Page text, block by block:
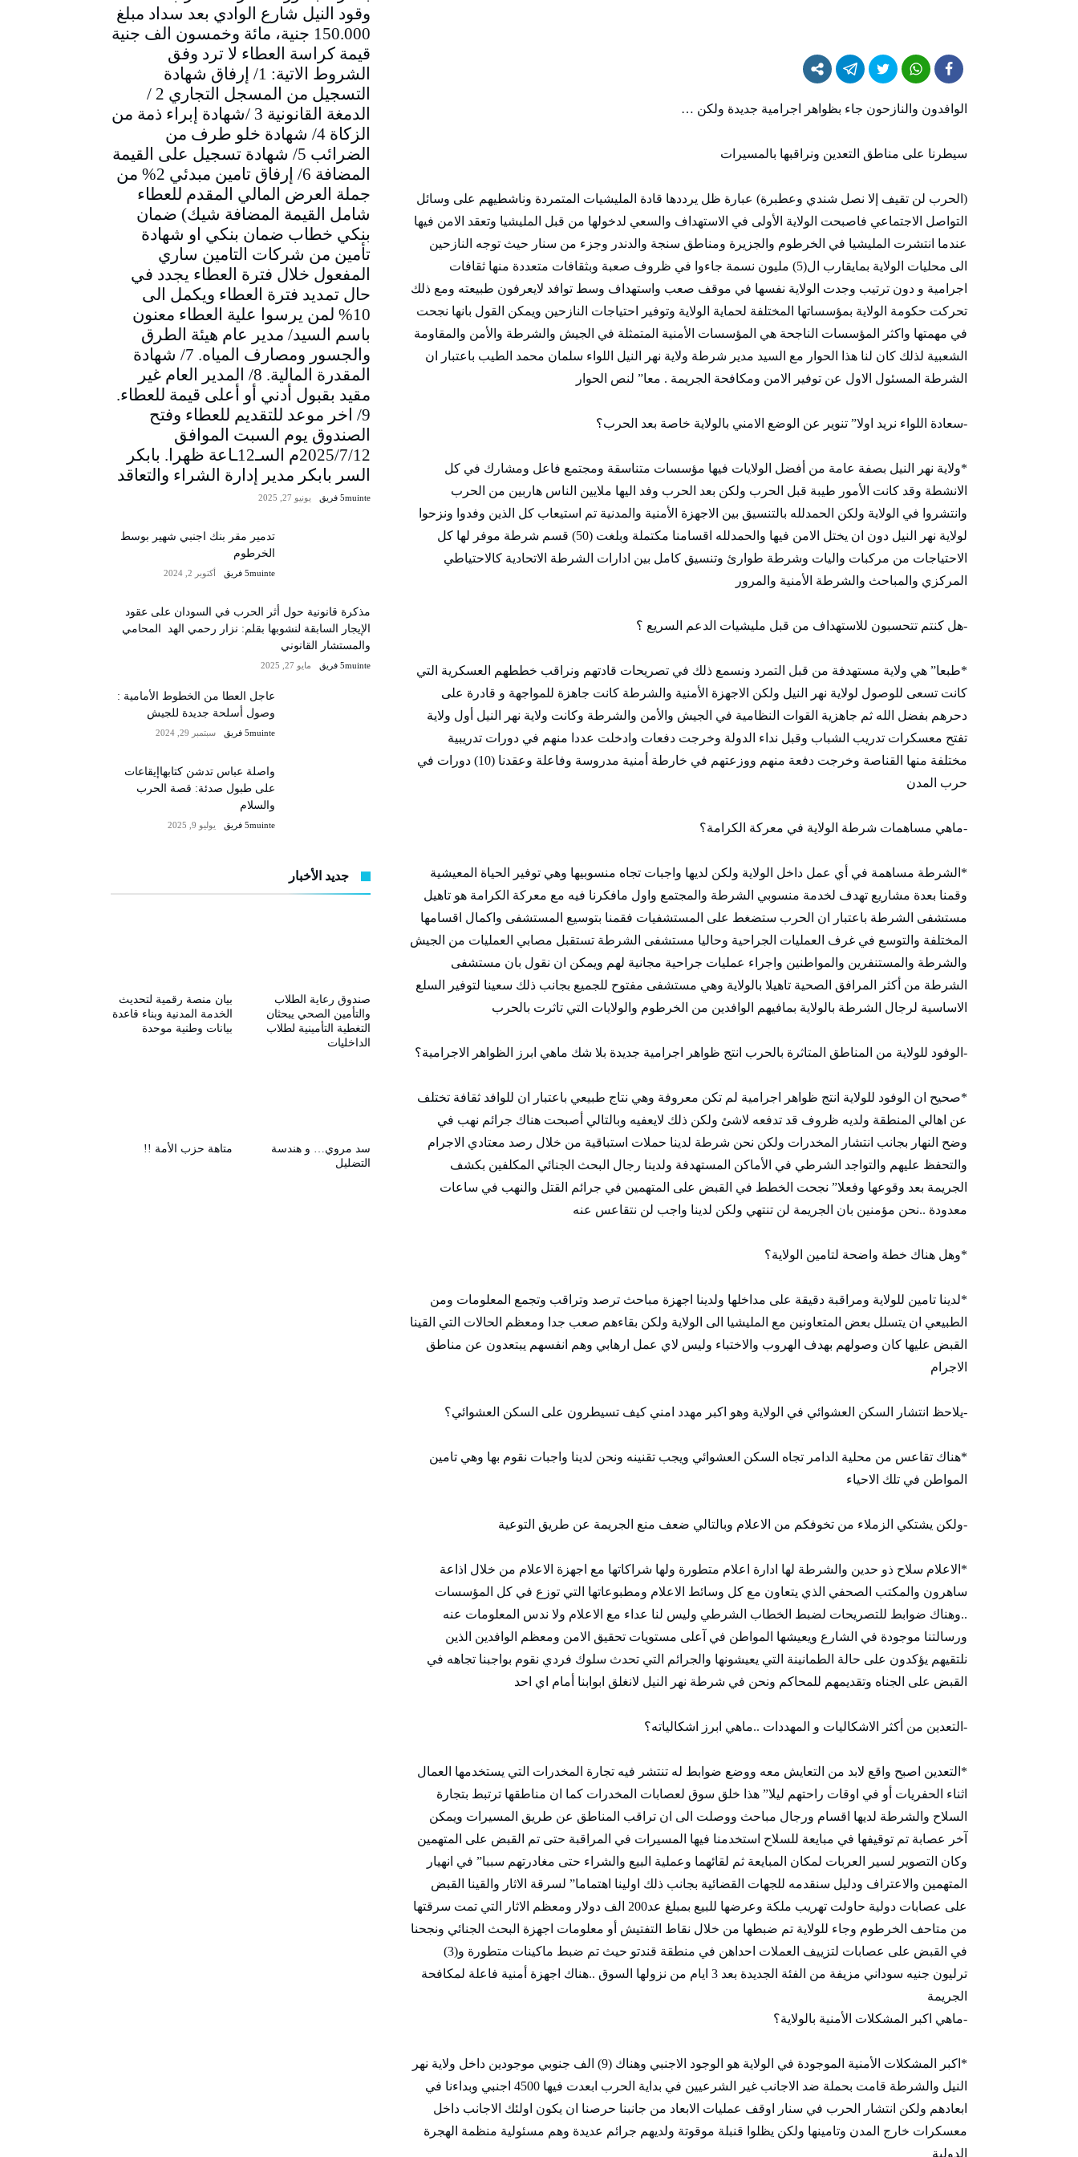
الوافدون والنازحون جاء بظواهر اجرامية جديدة ولكن …
سيطرنا على مناطق التعدين ونراقبها بالمسيرات
(الحرب لن تقيف إلا نصل شندي وعطبرة) عبارة ظل يرددها قادة المليشيات المتمردة وناشطيهم على وسائل
التواصل الاجتماعي فاصبحت الولاية الأولى في الاستهداف والسعي لدخولها من قبل المليشيا وتعقد الامن فيها
عندما انتشرت المليشيا في الخرطوم والجزيرة ومناطق سنجة والدندر وجزء من سنار حيث توجه النازحين
الى محليات الولاية بمايقارب ال(5) مليون نسمة جاءوا في ظروف صعبة وبثقافات متعددة منها ثقافات
اجرامية و دون ترتيب وجدت الولاية نفسها في موقف صعب واستهداف وسط توافد لايعرفون طبيعته ومع ذلك
تحركت حكومة الولاية بمؤسساتها المختلفة لحماية الولاية وتوفير احتياجات النازحين ويمكن القول بانها نجحت
في مهمتها واكثر المؤسسات الناجحة هي المؤسسات الأمنية المتمثلة في الجيش والشرطة والأمن والمقاومة
الشعبية لذلك كان لنا هذا الحوار مع السيد مدير شرطة ولاية نهر النيل اللواء سلمان محمد الطيب باعتبار ان
الشرطة المسئول الاول عن توفير الامن ومكافحة الجريمة . معا” لنص الحوار
-سعادة اللواء نريد اولا” تنوير عن الوضع الامني بالولاية خاصة بعد الحرب؟
*ولاية نهر النيل بصفة عامة من أفضل الولايات فيها مؤسسات متناسقة ومجتمع فاعل ومشارك في كل
الانشطة وقد كانت الأمور طيبة قبل الحرب ولكن بعد الحرب وفد اليها ملايين الناس هاربين من الحرب
وانتشروا في الولاية ولكن الحمدلله بالتنسيق بين الاجهزة الأمنية والمدنية تم استيعاب كل الذين وفدوا ونزحوا
لولاية نهر النيل دون ان يختل الامن فيها والحمدلله اقسامنا مكتملة وبلغت (50) قسم شرطة موفر لها كل
الاحتياجات من مركبات واليات وشرطة طوارئ وتنسيق كامل بين ادارات الشرطة الاتحادية كالاحتياطي
المركزي والمباحث والشرطة الأمنية والمرور
-هل كنتم تتحسبون للاستهداف من قبل مليشيات الدعم السريع ؟
*طبعا” هي ولاية مستهدفة من قبل التمرد ونسمع ذلك في تصريحات قادتهم ونراقب خططهم العسكرية التي
كانت تسعى للوصول لولاية نهر النيل ولكن الاجهزة الأمنية والشرطة كانت جاهزة للمواجهة و قادرة على
دحرهم بفضل الله ثم جاهزية القوات النظامية في الجيش والأمن والشرطة وكانت ولاية نهر النيل أول ولاية
تفتح معسكرات تدريب الشباب وقبل نداء الدولة وخرجت دفعات وادخلت عددا منهم في دورات تدريبية
مختلفة منها القناصة وخرجت دفعة منهم ووزعتهم في خارطة أمنية مدروسة وفاعلة وعقدنا (10) دورات في
حرب المدن
-ماهي مساهمات شرطة الولاية في معركة الكرامة؟
*الشرطة مساهمة في أي عمل داخل الولاية ولكن لديها واجبات تجاه منسوبيها وهي توفير الحياة المعيشية
وقمنا بعدة مشاريع تهدف لخدمة منسوبي الشرطة والمجتمع واول مافكرنا فيه مع معركة الكرامة هو تاهيل
مستشفى الشرطة باعتبار ان الحرب ستضغط على المستشفيات فقمنا بتوسيع المستشفى واكمال اقسامها
المختلفة والتوسع في غرف العمليات الجراحية وحاليا مستشفى الشرطة تستقبل مصابي العمليات من الجيش
والشرطة والمستنفرين والمواطنين واجراء عمليات جراحية مجانية لهم ويمكن ان نقول بان مستشفى
الشرطة من أكثر المرافق الصحية تاهيلا بالولاية وهي مستشفى مفتوح للجميع بجانب ذلك سعينا لتوفير السلع
الاساسية لرجال الشرطة بالولاية بمافيهم الوافدين من الخرطوم والولايات التي تاثرت بالحرب
-الوفود للولاية من المناطق المتاثرة بالحرب انتج ظواهر اجرامية جديدة بلا شك ماهي ابرز الظواهر الاجرامية؟
*صحيح ان الوفود للولاية انتج ظواهر اجرامية لم تكن معروفة وهي نتاج طبيعي باعتبار ان للوافد ثقافة تختلف
عن اهالي المنطقة ولديه ظروف قد تدفعه لاشئ ولكن ذلك لايعفيه وبالتالي أصبحت هناك جرائم نهب في
وضح النهار بجانب انتشار المخدرات ولكن نحن شرطة لدينا حملات استباقية من خلال رصد معتادي الاجرام
والتحفظ عليهم والتواجد الشرطي في الأماكن المستهدفة ولدينا رجال البحث الجنائي المكلفين بكشف
الجريمة بعد وقوعها وفعلا” نجحت الخطط في القبض على المتهمين في جرائم القتل والنهب في ساعات
معدودة ..نحن مؤمنين بان الجريمة لن تنتهي ولكن لدينا واجب لن نتقاعس عنه
*وهل هناك خطة واضحة لتامين الولاية؟
*لدينا تامين للولاية ومراقبة دقيقة على مداخلها ولدينا اجهزة مباحث ترصد وتراقب وتجمع المعلومات ومن
الطبيعي ان يتسلل بعض المتعاونين مع المليشيا الى الولاية ولكن بقاءهم صعب جدا ومعظم الحالات التي القينا
القبض عليها كان وصولهم بهدف الهروب والاختباء وليس لاي عمل ارهابي وهم انفسهم يبتعدون عن مناطق
الاجرام
-يلاحظ انتشار السكن العشوائي في الولاية وهو اكبر مهدد امني كيف تسيطرون على السكن العشوائي؟
*هناك تقاعس من محلية الدامر تجاه السكن العشوائي ويجب تقنينه ونحن لدينا واجبات نقوم بها وهي تامين
المواطن في تلك الاحياء
-ولكن يشتكي الزملاء من تخوفكم من الاعلام وبالتالي ضعف منع الجريمة عن طريق التوعية
*الاعلام سلاح ذو حدين والشرطة لها ادارة اعلام متطورة ولها شراكاتها مع اجهزة الاعلام من خلال اذاعة
ساهرون والمكتب الصحفي الذي يتعاون مع كل وسائط الاعلام ومطبوعاتها التي توزع في كل المؤسسات
..وهناك ضوابط للتصريحات لضبط الخطاب الشرطي وليس لنا عداء مع الاعلام ولا ندس المعلومات عنه
ورسالتنا موجودة في الشارع ويعيشها المواطن في آعلى مستويات تحقيق الامن ومعظم الوافدين الذين
نلتقيهم يؤكدون على حالة الطمانينة التي يعيشونها والجرائم التي تحدث سلوك فردي نقوم بواجبنا تجاهه في
القبض على الجناه وتقديمهم للمحاكم ونحن في شرطة نهر النيل لانغلق ابوابنا أمام اي احد
-التعدين من أكثر الاشكاليات و المهددات ..ماهي ابرز اشكالياته؟
*التعدين اصبح واقع لابد من التعايش معه ووضع ضوابط له تنتشر فيه تجارة المخدرات التي يستخدمها العمال
اثناء الحفريات أو في اوقات راحتهم ليلا” هذا خلق سوق لعصابات المخدرات كما ان مناطقها ترتبط بتجارة
السلاح والشرطة لديها اقسام ورجال مباحث ووصلت الى ان تراقب المناطق عن طريق المسيرات ويمكن
آخر عصابة تم توقيفها في مبايعة للسلاح استخدمنا فيها المسيرات في المراقبة حتى تم القبض على المتهمين
وكان التصوير لسير العربات لمكان المبايعة ثم لقائهما وعملية البيع والشراء حتى مغادرتهم سببا” في انهيار
المتهمين والاعتراف ودليل سنقدمه للجهات القضائية بجانب ذلك اولينا اهتماما” لسرقة الاثار والقينا القبض
على عصابات دولية حاولت تهريب ملكة وعرضها للبيع بمبلغ عد200 الف دولار ومعظم الاثار التي تمت سرقتها
من متاحف الخرطوم وجاء للولاية تم ضبطها من خلال نقاط التفتيش أو معلومات اجهزة البحث الجنائي ونجحنا
في القبض على عصابات لتزييف العملات احداهن في منطقة قندتو حيث تم ضبط ماكينات متطورة و(3)
ترليون جنيه سوداني مزيفة من الفئة الجديدة بعد 3 ايام من نزولها السوق ..هناك اجهزة أمنية فاعلة لمكافحة
الجريمة
-ماهي اكبر المشكلات الأمنية بالولاية؟
*اكبر المشكلات الأمنية الموجودة في الولاية هو الوجود الاجنبي وهناك (9) الف جنوبي موجودين داخل ولاية نهر
النيل والشرطة قامت بحملة ضد الاجانب غير الشرعيين في بداية الحرب ابعدت فيها 4500 اجنبي وبداءنا في
ابعادهم ولكن انتشار الحرب في سنار اوقف عمليات الابعاد من جانبنا حرصنا ان يكون اولئك الاجانب داخل
معسكرات خارج المدن وتامينها ولكن يظلوا قنبلة موقوتة ولديهم جرائم عديدة وهم مسئولية منظمة الهجرة
الدولية
وقود النيل شارع الوادي بعد سداد مبلغ
150.000 جنية، مائة وخمسون الف جنية
قيمة كراسة العطاء لا ترد وفق
الشروط الاتية: 1/ إرفاق شهادة
التسجيل من المسجل التجاري 2 /
الدمغة القانونية 3 /شهادة إبراء ذمة من
الزكاة 4/ شهادة خلو طرف من
الضرائب 5/ شهادة تسجيل على القيمة
المضافة 6/ إرفاق تامين مبدئي 2% من
جملة العرض المالي المقدم للعطاء
شامل القيمة المضافة شيك) ضمان
بنكي خطاب ضمان بنكي او شهادة
تأمين من شركات التامين ساري
المفعول خلال فترة العطاء يجدد في
حال تمديد فترة العطاء ويكمل الى
10% لمن يرسوا علية العطاء معنون
باسم السيد/ مدير عام هيئة الطرق
والجسور ومصارف المياه. 7/ شهادة
المقدرة المالية. 8/ المدير العام غير
مقيد بقبول أدني أو أعلى قيمة للعطاء.
9/ اخر موعد للتقديم للعطاء وفتح
الصندوق يوم السبت الموافق
2025/7/12م السـ12ـاعة ظهرا. بابكر
السر بابكر مدير إدارة الشراء والتعاقد
5muinte فريق يونيو 27, 2025
تدمير مقر بنك اجنبي شهير بوسط
الخرطوم
5muinte فريق أكتوبر 2, 2024
مذكرة قانونية حول أثر الحرب في السودان على عقود
الإيجار السابقة لنشوبها بقلم: نزار رحمي الهد المحامي
والمستشار القانوني
5muinte فريق مايو 27, 2025
عاجل العطا من الخطوط الأمامية :
وصول أسلحة جديدة للجيش
5muinte فريق سبتمبر 29, 2024
واصلة عباس تدشن كتابهاإيقاعات
على طبول صدئة: قصة الحرب
والسلام
5muinte فريق يوليو 9, 2025
جديد الأخبار
بيان منصة رقمية لتحديث
الخدمة المدنية وبناء قاعدة
بيانات وطنية موحدة
صندوق رعاية الطلاب
والتأمين الصحي يبحثان
التغطية التأمينية لطلاب
الداخليات
متاهة حزب الأمة !!
سد مروي… و هندسة
التضليل